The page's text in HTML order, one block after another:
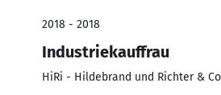
2018 - 2018
Industriekauffrau
HiRi - Hildebrand und Richter &